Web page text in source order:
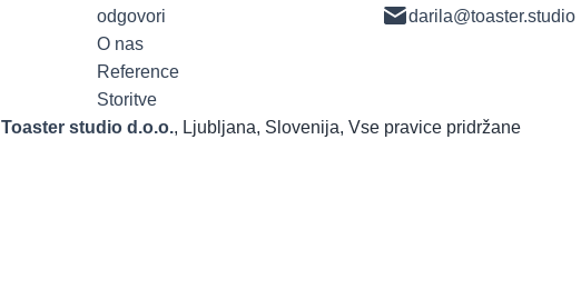
odgovori
O nas
Reference
Storitve
darila@toaster.studio
Toaster studio d.o.o., Ljubljana, Slovenija, Vse pravice pridržane